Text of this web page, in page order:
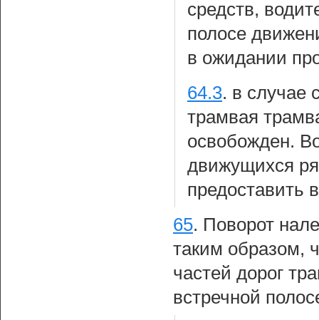
средств,
полосе
в ожидании
64.3. в случае
трамвая
освобожден.
движущихся
предоставить
65. Поворот
таким образом,
частей дорог
встречной